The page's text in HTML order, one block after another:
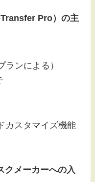
Pro）の主
ランによる）
カスタマイズ機能
クメーカーへの入